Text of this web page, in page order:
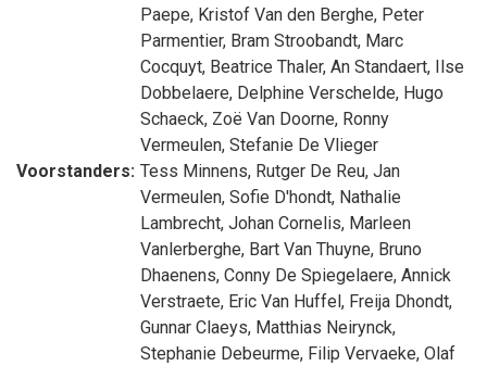
Paepe, Kristof Van den Berghe, Peter
Parmentier, Bram Stroobandt, Marc
Cocquyt, Beatrice Thaler, An Standaert, Ilse
Dobbelaere, Delphine Verschelde, Hugo
Schaeck, Zoë Van Doorne, Ronny
Vermeulen, Stefanie De Vlieger
Voorstanders: Tess Minnens, Rutger De Reu, Jan
Vermeulen, Sofie D'hondt, Nathalie
Lambrecht, Johan Cornelis, Marleen
Vanlerberghe, Bart Van Thuyne, Bruno
Dhaenens, Conny De Spiegelaere, Annick
Verstraete, Eric Van Huffel, Freija Dhondt,
Gunnar Claeys, Matthias Neirynck,
Stephanie Debeurme, Filip Vervaeke, Olaf